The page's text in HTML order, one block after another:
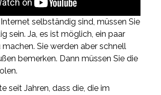
selbständig sind, müssen Sie
sein. Ja, es ist möglich, ein paar
machen. Sie werden aber schnell
bemerken. Dann müssen Sie die
seit Jahren, dass die, die im